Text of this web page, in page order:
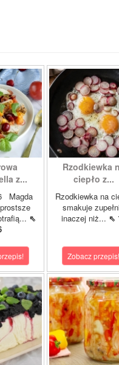
z...
Magda
⇖
Rzodkiewka
ciepło z...
Rzodkiewka na
smakuje
inaczej niż... ⇖
Zobacz przepis!